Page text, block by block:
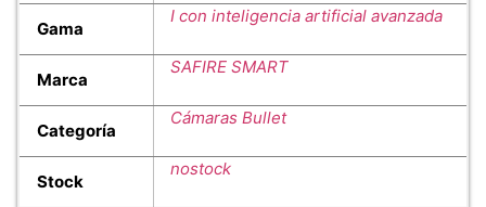
Gama
I con inteligencia artificial avanzada
Marca
SAFIRE SMART
Categoría
Cámaras Bullet
Stock
nostock